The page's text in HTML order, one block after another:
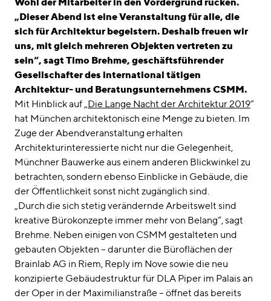
„Dieser Abend ist eine Veranstaltung für alle, die
sich für Architektur begeistern. Deshalb freuen wir
uns, mit gleich mehreren Objekten vertreten zu
sein“, sagt Timo Brehme, geschäftsführender
Gesellschafter des international tätigen
Architektur- und Beratungsunternehmens CSMM.
Mit Hinblick auf „Die Lange Nacht der Architektur 2019“
hat München architektonisch eine Menge zu bieten. Im
Zuge der Abendveranstaltung erhalten
Architekturinteressierte nicht nur die Gelegenheit,
Münchner Bauwerke aus einem anderen Blickwinkel zu
betrachten, sondern ebenso Einblicke in Gebäude, die
der Öffentlichkeit sonst nicht zugänglich sind.
„Durch die sich stetig verändernde Arbeitswelt sind
kreative Bürokonzepte immer mehr von Belang“, sagt
Brehme. Neben einigen von CSMM gestalteten und
gebauten Objekten – darunter die Büroflächen der
Brainlab AG in Riem, Reply im Nove sowie die neu
konzipierte Gebäudestruktur für DLA Piper im Palais an
der Oper in der Maximilianstraße – öffnet das bereits